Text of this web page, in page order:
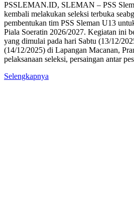
PSSLEMAN.ID, SLEMAN – PSS
kembali melakukan seleksi terbuka
pembentukan tim PSS Sleman U13
Piala Soeratin 2026/2027. Kegiatan ini
yang dimulai pada hari Sabtu (13/12/
(14/12/2025) di Lapangan Macanan,
pelaksanaan seleksi, persaingan antar
Selengkapnya